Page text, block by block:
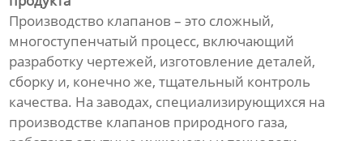
Производство клапанов – это сложный,
многоступенчатый процесс, включающий
разработку чертежей, изготовление деталей,
сборку и, конечно же, тщательный контроль
качества. На заводах, специализирующихся на
производстве клапанов природного газа,